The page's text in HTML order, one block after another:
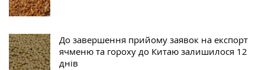
До завершення прийому заявок на експорт
ячменю та гороху до Китаю залишилося 12
днів